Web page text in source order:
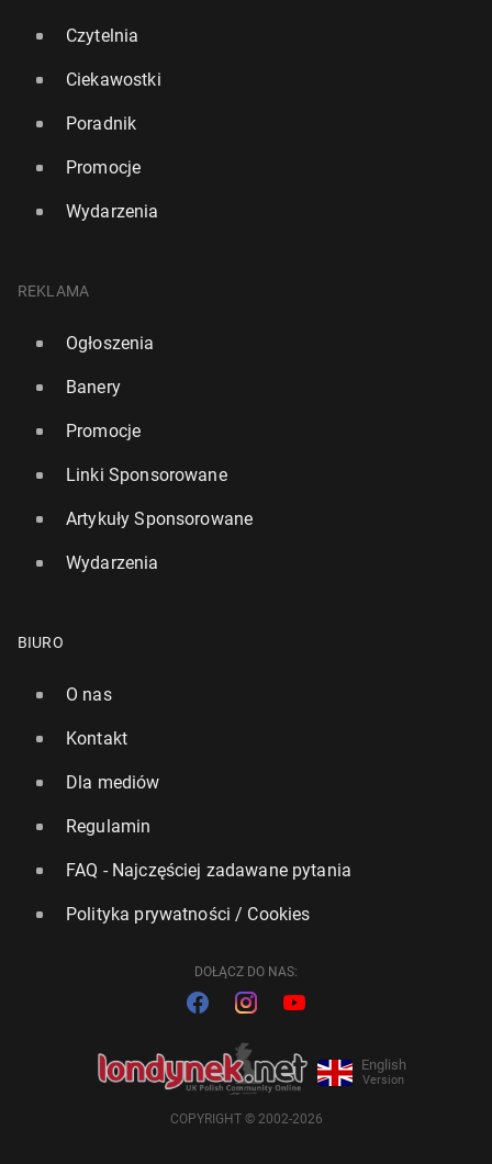
Czytelnia
Ciekawostki
Poradnik
Promocje
Wydarzenia
REKLAMA
Ogłoszenia
Banery
Promocje
Linki Sponsorowane
Artykuły Sponsorowane
Wydarzenia
BIURO
O nas
Kontakt
Dla mediów
Regulamin
FAQ - Najczęściej zadawane pytania
Polityka prywatności / Cookies
DOŁĄCZ DO NAS:
English
Version
COPYRIGHT © 2002-2026